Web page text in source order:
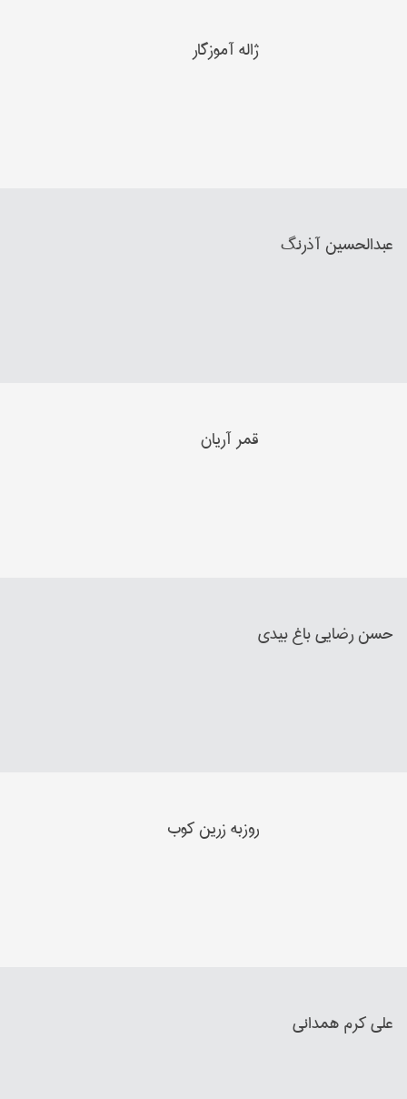
ژاله آموزگار
عبدالحسین آذرنگ
قمر آریان
حسن رضایي باغ بیدي
روزبه زرین کوب
علی کرم همداني